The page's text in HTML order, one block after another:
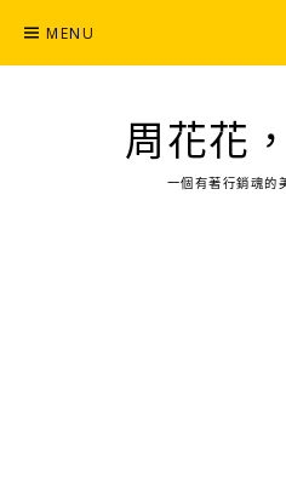
content
MENU
周花花
一個有著行銷魂的